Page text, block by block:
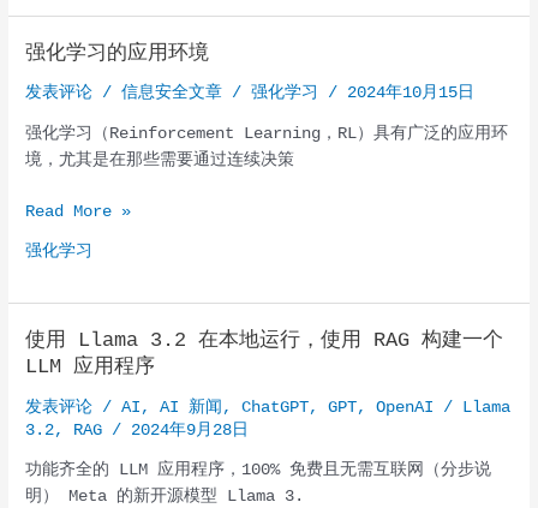
强
化
习？
强化学习的应用环境
发表评论 /信息安全文章 /强化学习 / 2024年10月15日
强化学习（Reinforcement Learning，RL）具有广泛的应用环
境，尤其是在那些需要通过连续决策
强
学
应
用
环
境
Read More »
强化学习
使用 Llama 3.2 在本地运行，使用 RAG 构建一个
LLM 应用程序
发表评论 /AI ,AI 新闻 ,ChatGPT,GPT,OpenAI / Llama
3.2, RAG / 2024年9月28日
功能齐全的 LLM 应用程序，100% 免费且无需互联网（分步说
明） Meta 的新开源模型 Llama 3.